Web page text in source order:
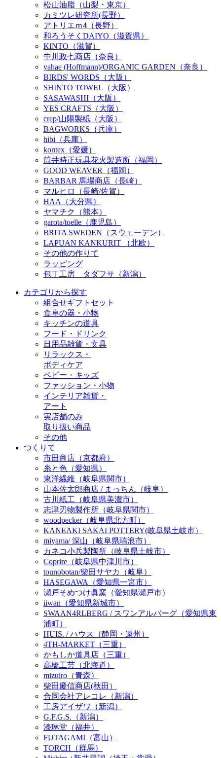
松山油脂（山梨・東京）
カミツレ研究所(長野）
アトリエｍ4（長野）
和ろうそくDAIYO（滋賀県）
KINTO（滋賀）
中川政七商店（奈良）
yahae (Hoffmann)/ORGANIC GARDEN（奈良）
BIRDS' WORDS（大阪）
SHINTO TOWEL（大阪）
SASAWASHI（大阪）
YES CRAFTS（大阪）
crep/山陽製紙（大阪）
BAGWORKS（兵庫）
hibi（兵庫）
kontex（愛媛）
筒井時正玩具花火製造所（福岡）
GOOD WEAVER（福岡）
BARBAR 馬場商店（長崎）
マルヒロ（長崎/佐賀）
HAA（大分県）
ヤマチク（熊本）
garota/toelle（鹿児島）
BRITA SWEDEN（スウェーデン）
LAPUAN KANKURIT （北欧）
その他の作りて
ラッピング
包丁工房 タダフサ（新潟）
カテゴリから探す
組合せギフトセット
食卓の器・小物
キッチンの道具
フード・ドリンク
日用品雑貨・文具
リラックス・
ボディケア
ベビー・キッズ
ファッション・小物
インテリア雑貨・
アート
実店舗のみ
取り扱い商品
その他
つくりて
市田商店（京都府）
糸と色（愛知県）
東洋繊維（岐阜県関市）
山本佐太郎商店 / まっちん（岐阜）
古川紙工（岐阜県美濃市）
志津刃物製作所（岐阜県関市）
woodpecker（岐阜県北方町）
KANEAKI SAKAI POTTERY(岐阜県土岐市）
miyama/ 深山（岐阜県瑞浪市）
カネコ小兵製陶所（岐阜県土岐市）
Coprire（岐阜県中津川市）
tounobotan/柴田サヤカ（岐阜）
HASEGAWA（愛知県一宮市）
瀬戸そめつけ眞窯（愛知県瀬戸市）
iiwan（愛知県新城市）
SWAAN4RLBERG / スワンアルバーグ（愛知県東
浦町）
HUIS. / ハウス（静岡・遠州）
4TH-MARKET（三重）
かもしか道具店（三重）
高橋工芸（北海道）
mizuiro（青森）
柴田慶信商店(秋田）
合同会社アレコレ（新潟）
工房アイザワ（新潟）
G.F.G.S.（新潟）
漆琳堂（福井）
FUTAGAMI（富山）
TORCH（群馬）